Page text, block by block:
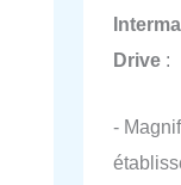
Drive :
-